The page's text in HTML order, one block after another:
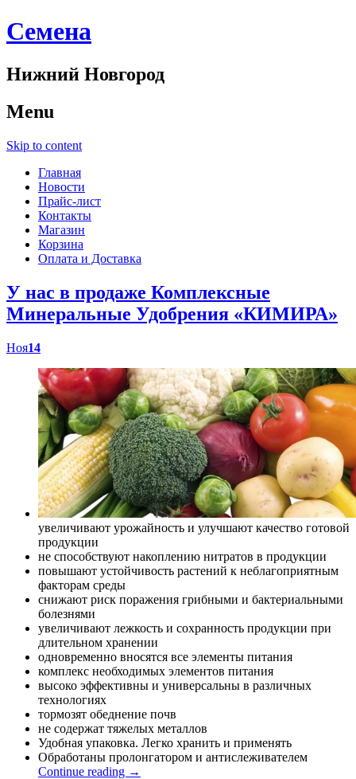
Cемена
Нижний Новгород
Menu
Skip to content
Главная
Новости
Прайс-лист
Контакты
Магазин
Корзина
Оплата и Доставка
У нас в продаже Комплексные
Минеральные Удобрения «КИМИРА»
Ноя14
увеличивают урожайность и улучшают качество готовой
продукции
не способствуют накоплению нитратов в продукции
повышают устойчивость растений к неблагоприятным
факторам среды
снижают риск поражения грибными и бактериальными
болезнями
увеличивают лежкость и сохранность продукции при
длительном хранении
одновременно вносятся все элементы питания
комплекс необходимых элементов питания
высоко эффективны и универсальны в различных
технологиях
тормозят обеднение почв
не содержат тяжелых металлов
Удобная упаковка. Легко хранить и применять
Обработаны пролонгатором и антислеживателем
Continue reading →